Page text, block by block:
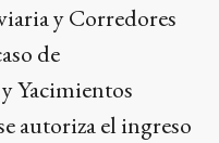
y Corredores
de
Yacimientos
autoriza el ingreso